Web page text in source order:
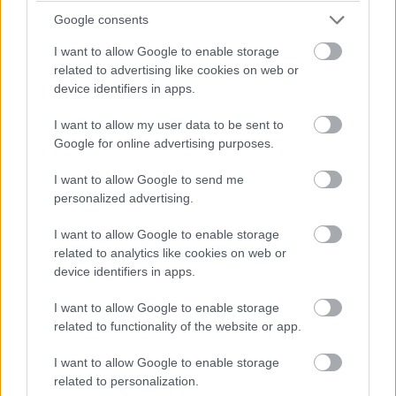
Google consents
I want to allow Google to enable storage
related to advertising like cookies on web or
device identifiers in apps.
I want to allow my user data to be sent to
Google for online advertising purposes.
I want to allow Google to send me
personalized advertising.
I want to allow Google to enable storage
related to analytics like cookies on web or
device identifiers in apps.
I want to allow Google to enable storage
related to functionality of the website or app.
I want to allow Google to enable storage
related to personalization.
#overclock
#videokártya #grafikus kártya
Verhetetlen ajánlat a Xiaomi
Wiezner István |2016 augusztus 25. 19:30